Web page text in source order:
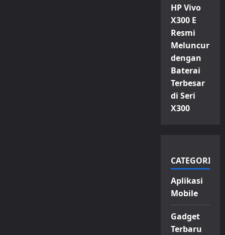
HP Vivo
X300 E
Resmi
Meluncur
dengan
Baterai
Terbesar
di Seri
X300
CATEGORIES
Aplikasi
Mobile
Gadget
Terbaru